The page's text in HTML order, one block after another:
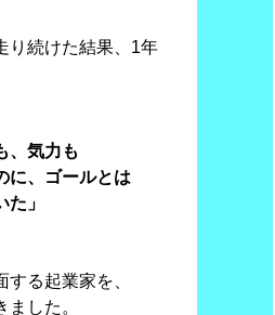
り続けた結果、1年
、気力も
、ゴールとは
」
する起業家を、
した。